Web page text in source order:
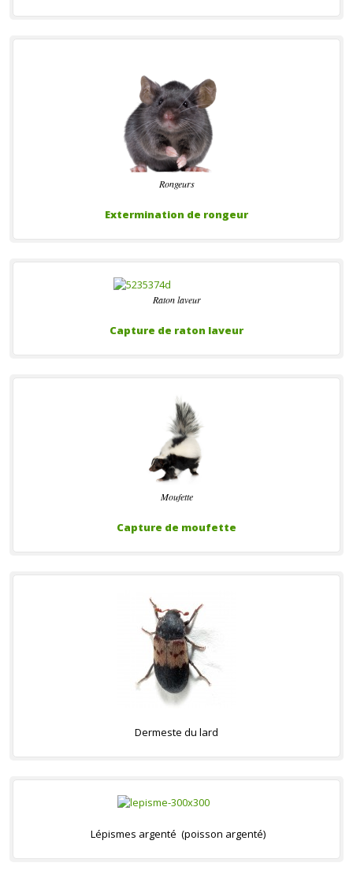
Rongeurs
Extermination de rongeur
Raton laveur
Capture de raton laveur
Moufette
Capture de moufette
Dermeste du lard
Lépismes argenté (poisson argenté)